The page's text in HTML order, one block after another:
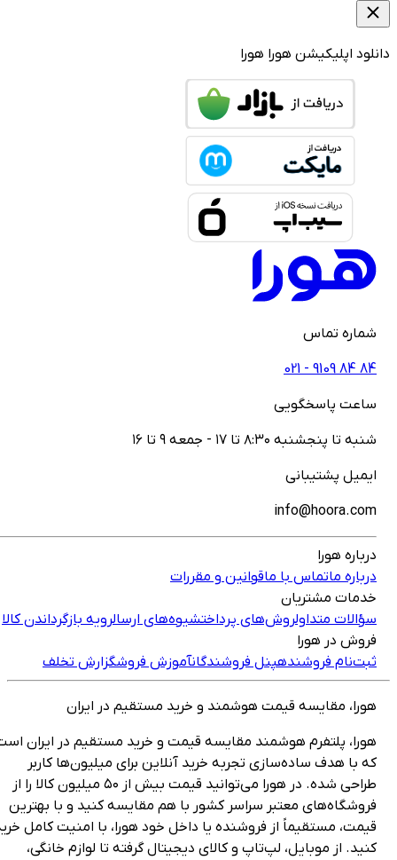
اپلیکیشن هوراهورا
تماس
021 - ‎9109‎ ‎84‎
پاسخگویی
تا پنجشنبه ۸:۳۰ تا ۱۷ - جمعه ۹ تا ۱۶
پشتیبانی
هورا
ماتماس با ماقوانین و مقررات
مشتریان
متداولروش‌های پرداختشیوه‌های ارسالرویه بازگرداندن کالا
در هورا
فروشندهپنل فروشندگانآموزش فروشگزارش تخلف
مقایسه قیمت هوشمند و خرید مستقیم در ایران
پلتفرم هوشمند مقایسه قیمت و خرید مستقیم در ایران است
با هدف ساده‌سازی تجربه خرید آنلاین برای میلیون‌ها کاربر
طراحی شده. در هورا می‌توانید قیمت بیش از ۵۰ میلیون کالا را از
معتبر سراسر کشور با هم مقایسه کنید و با بهترین
مستقیماً از فروشنده یا داخل خود هورا، با امنیت کامل خرید
از موبایل، لپ‌تاپ و کالای دیجیتال گرفته تا لوازم خانگی،